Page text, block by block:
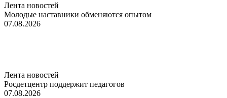
Лента новостей
Молодые наставники обменяются опытом
07.08.2026
Лента новостей
Росдетцентр поддержит педагогов
07.08.2026